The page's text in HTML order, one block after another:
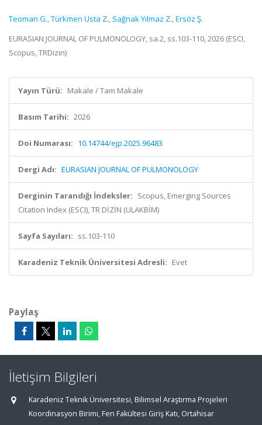
Teoman G.,Türkmen Usta Z., Sağnak Yılmaz Z.,Ersöz Ş.
EURASIAN JOURNAL OF PULMONOLOGY, sa.2, ss.103-110, 2026 (ESCI,
Scopus, TRDizin)
Yayın Türü: Makale / Tam Makale
Basım Tarihi: 2026
Doi Numarası: 10.14744/ejp.2025.96483
Dergi Adı: EURASIAN JOURNAL OF PULMONOLOGY
Derginin Tarandığı İndeksler: Scopus, Emerging Sources
Citation Index (ESCI), TR DİZİN (ULAKBİM)
Sayfa Sayıları: ss.103-110
Karadeniz Teknik Üniversitesi Adresli: Evet
Paylaş
İletişim Bilgileri
Karadeniz Teknik Üniversitesi, Bilimsel Araştırma Projeleri
Koordinasyon Birimi, Fen Fakültesi Giriş Katı, Ortahisar